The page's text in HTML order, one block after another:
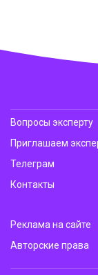
Вопросы эксперту
Приглашаем
Телеграм
Контакты
Реклама на сайте
Авторские права